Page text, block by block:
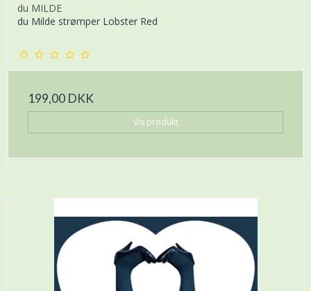
du MILDE
du Milde strømper Lobster Red
199,00 DKK
Vis produkt